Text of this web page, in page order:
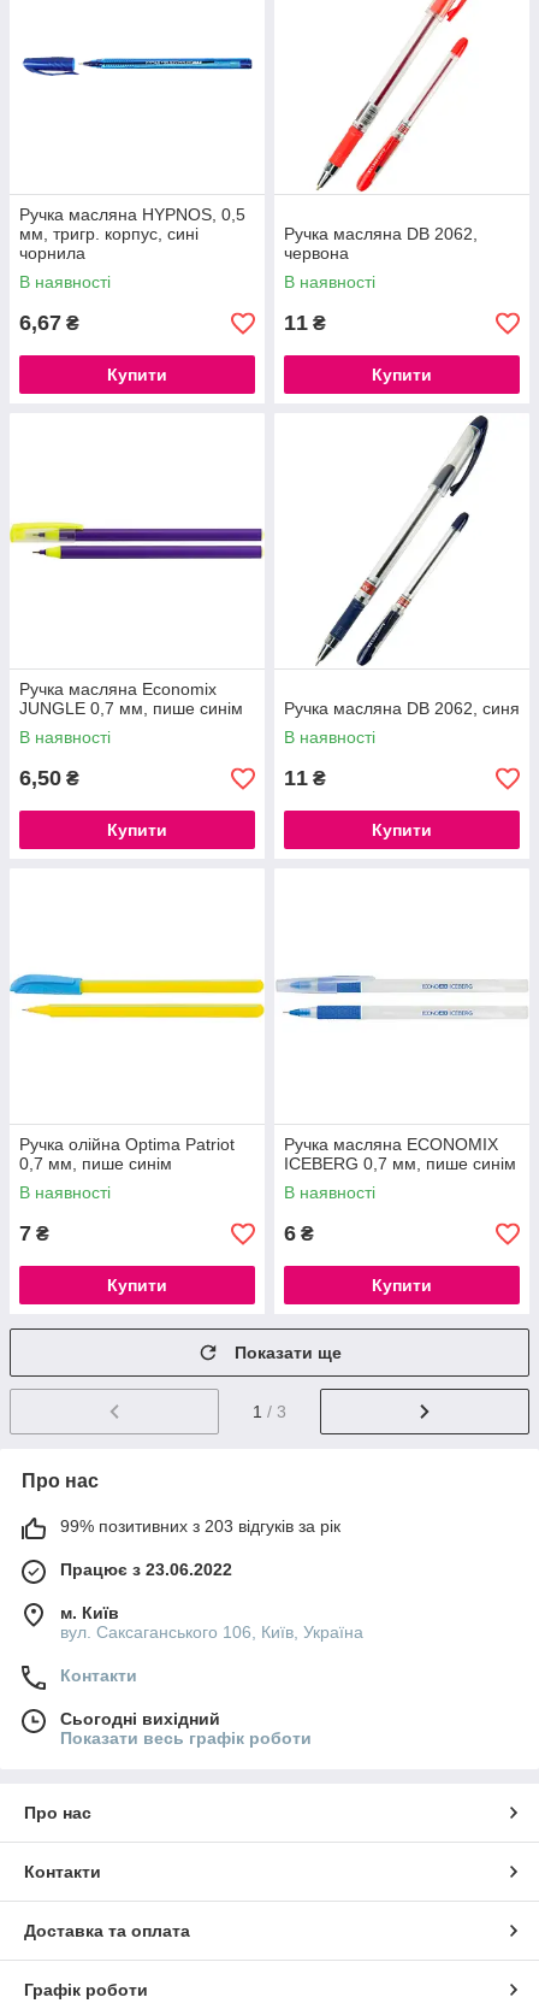
Ручка масляна HYPNOS, 0,5
мм, тригр. корпус, сині
чорнила
В наявності
6,67 ₴
Купити
Ручка масляна DB 2062,
червона
В наявності
11 ₴
Купити
Ручка масляна Economix
JUNGLE 0,7 мм, пише синім
В наявності
6,50 ₴
Купити
Ручка масляна DB 2062, синя
В наявності
11 ₴
Купити
Ручка олійна Optima Patriot
0,7 мм, пише синім
В наявності
7 ₴
Купити
Ручка масляна ECONOMIX
ICEBERG 0,7 мм, пише синім
В наявності
6 ₴
Купити
Показати ще
1 / 3
Про нас
99% позитивних з 203 відгуків за рік
Працює з 23.06.2022
м. Київ
вул. Саксаганського 106, Київ, Україна
Контакти
Сьогодні вихідний
Показати весь графік роботи
Про нас
Контакти
Доставка та оплата
Графік роботи